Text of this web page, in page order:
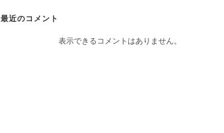
最近のコメント
表示できるコメントはありません。